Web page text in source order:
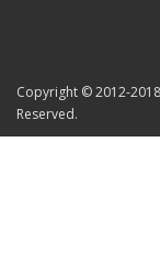
Copyright © 2012-2018
Reserved.